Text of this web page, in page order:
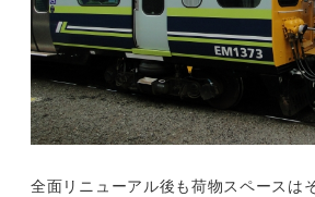
全面リニューアル後も荷物スペースは